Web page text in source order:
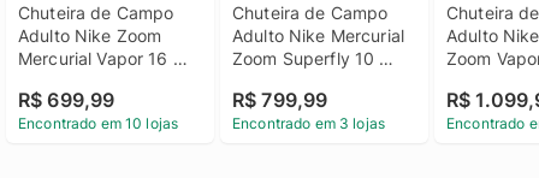
Chuteira de Campo
Adulto Nike Zoom
Mercurial Vapor 16
Mbappé
R$ 699,99
Encontrado em 10 lojas
Chuteira de Campo
Adulto Nike Mercurial
Zoom Superfly 10
R$ 799,99
Encontrado em 3 lojas
Chuteira
Adulto
Zoom
R$
Encontrado